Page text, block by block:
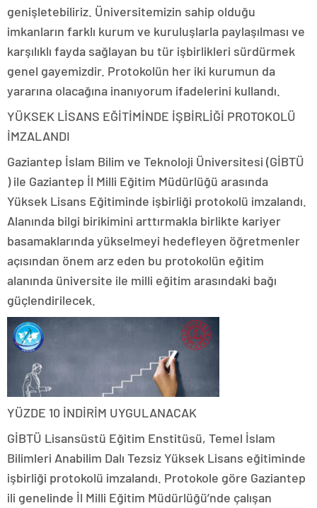
genişletebiliriz. Üniversitemizin sahip olduğu
imkanların farklı kurum ve kuruluşlarla paylaşılması ve
karşılıklı fayda sağlayan bu tür işbirlikleri sürdürmek
genel gayemizdir. Protokolün her iki kurumun da
yararına olacağına inanıyorum ifadelerini kullandı.
YÜKSEK LİSANS EĞİTİMİNDE İŞBİRLİĞİ PROTOKOLÜ
İMZALANDI
Gaziantep İslam Bilim ve Teknoloji Üniversitesi (GİBTÜ
) ile Gaziantep İl Milli Eğitim Müdürlüğü arasında
Yüksek Lisans Eğitiminde işbirliği protokolü imzalandı.
Alanında bilgi birikimini arttırmakla birlikte kariyer
basamaklarında yükselmeyi hedefleyen öğretmenler
açısından önem arz eden bu protokolün eğitim
alanında üniversite ile milli eğitim arasındaki bağı
güçlendirilecek.
YÜZDE 10 İNDİRİM UYGULANACAK
GİBTÜ Lisansüstü Eğitim Enstitüsü, Temel İslam
Bilimleri Anabilim Dalı Tezsiz Yüksek Lisans eğitiminde
işbirliği protokolü imzalandı. Protokole göre Gaziantep
ili genelinde İl Milli Eğitim Müdürlüğü’nde çalışan